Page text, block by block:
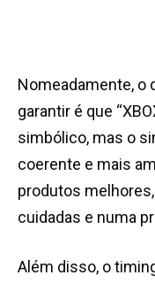
Nomeadamente, o
garantir é que
simbólico, mas o
coerente e mais
produtos
cuidadas e numa
Além disso, o